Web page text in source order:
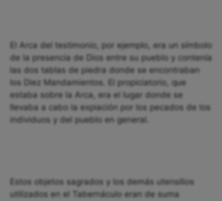
El Arca del testimonio, por ejemplo, era un símbolo
de la presencia de Dios entre su pueblo y contenía
las dos tablas de piedra donde se encontraban
los Diez Mandamientos. El propiciatorio, que
estaba sobre la Arca, era el lugar donde se
llevaba a cabo la expiación por los pecados de los
individuos y del pueblo en general.
Estos objetos sagrados y los demás utensilios
utilizados en el Tabernáculo eran de suma